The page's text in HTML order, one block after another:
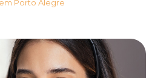
Porto Alegre